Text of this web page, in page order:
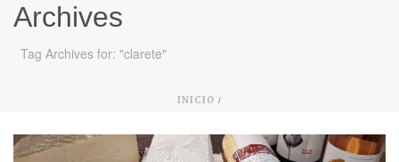
Archives
Tag Archives for: "clarete"
INICIO /